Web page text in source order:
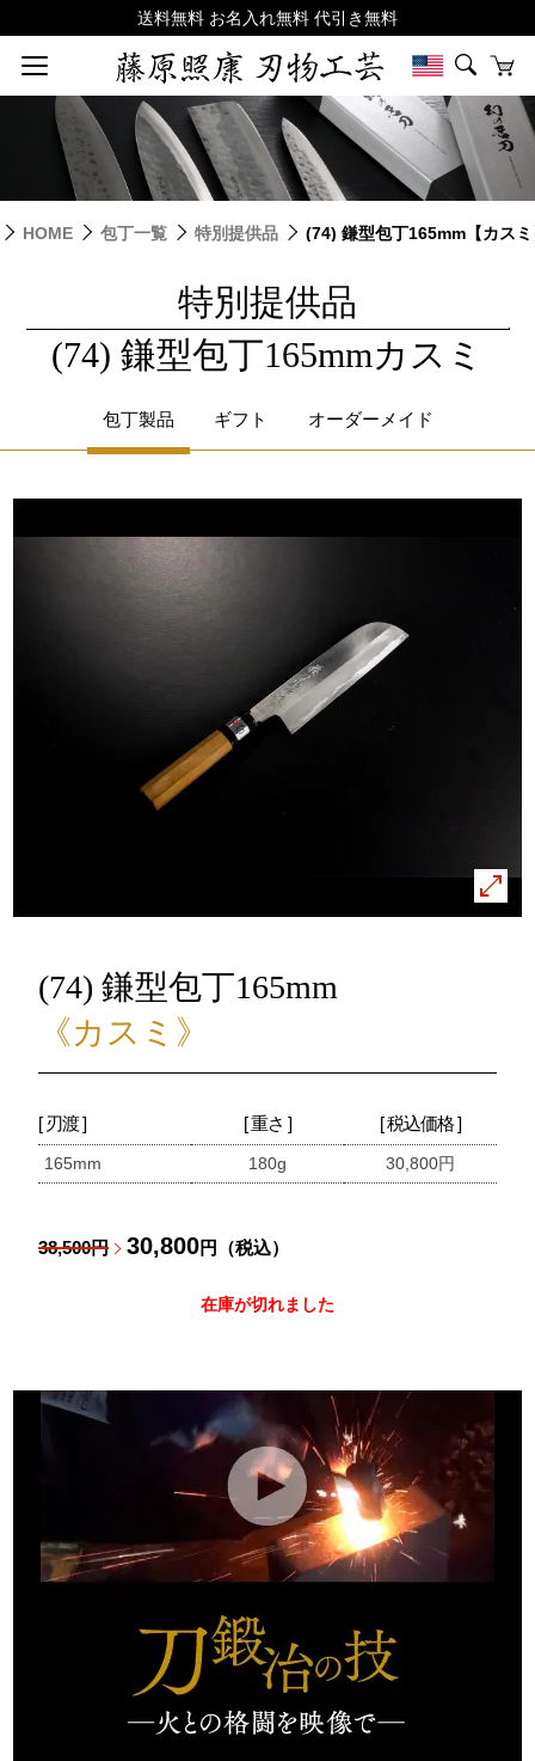
HOME 包丁一覧 特別提供品 (74) 鎌型包丁165mm【カス
特別提供品
|
(74) 鎌型包丁165mmカスミ
包丁製品 ギフト オーダーメイド
(74) 鎌型包丁165mm
《カスミ》
[ 刃渡 ] [ 重さ ] [ 税込価格 ]
165mm 180g 30,800円
38,500円 30,800円（税込）
在庫が切れました